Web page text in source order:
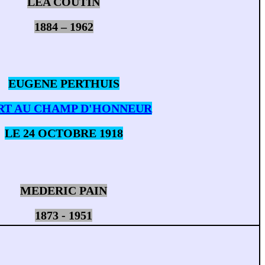
1884 – 1962
EUGENE PERTHUIS
AU CHAMP D'HONNEUR
LE 24 OCTOBRE 1918
MEDERIC PAIN
1873 - 1951